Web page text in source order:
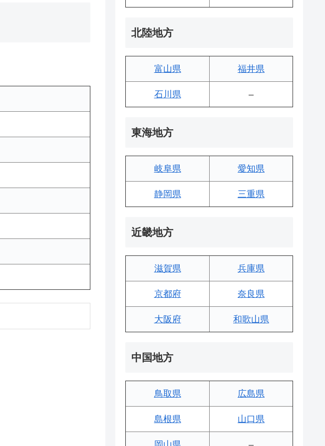
北陸地方
富山県 福井県
石川県 –
東海地方
岐阜県 愛知県
静岡県 三重県
近畿地方
滋賀県 兵庫県
京都府 奈良県
大阪府 和歌山県
中国地方
鳥取県 広島県
島根県 山口県